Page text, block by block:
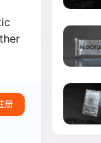
册